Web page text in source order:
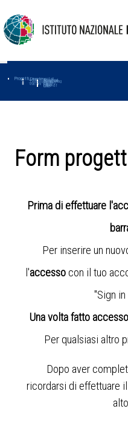
Progetti
Progetti Dipartimentali
AmbienteAmused
Macmap
Tropomag
TerremotiFurther
Muse
Vulcani First
Impact
Love-cf
Uno
Form
Prima di effettuare
Per inserire un
l'accesso con il tuo
"Sign
Una volta fatto
Per qualsiasi altro
Dopo aver
ricordarsi di effettuare il